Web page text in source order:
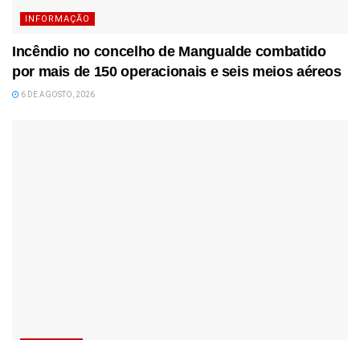
INFORMAÇÃO
Incêndio no concelho de Mangualde combatido
por mais de 150 operacionais e seis meios aéreos
6 DE AGOSTO, 2026